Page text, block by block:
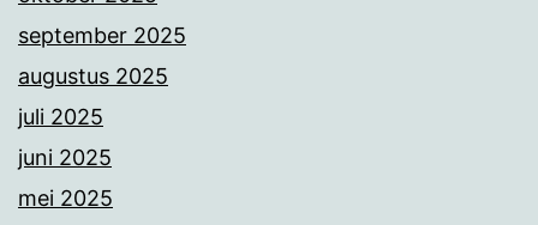
september 2025
augustus 2025
juli 2025
juni 2025
mei 2025